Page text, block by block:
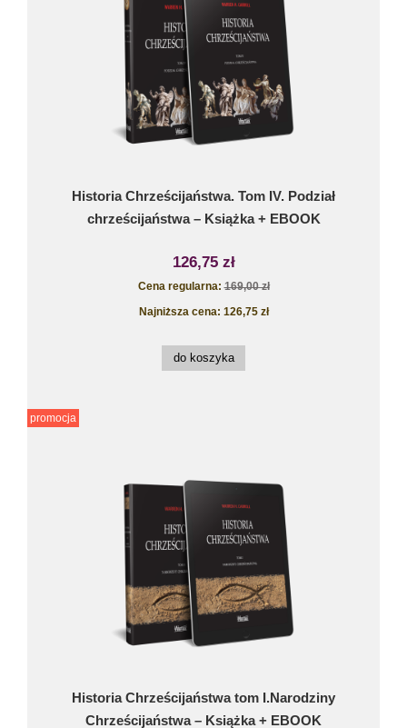
Historia Chrześcijaństwa. Tom IV. Podział
chrześcijaństwa – Książka + EBOOK
126,75 zł
Cena regularna:169,00 zł
Najniższa cena: 126,75 zł
do koszyka
Historia Chrześcijaństwa tom I.Narodziny
Chrześcijaństwa – Książka + EBOOK
promocja